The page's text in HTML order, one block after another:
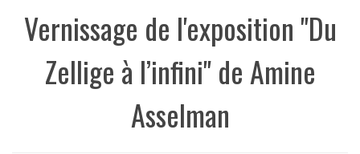
Vernissage de l'exposition "Du
Zellige à l’infini" de Amine
Asselman